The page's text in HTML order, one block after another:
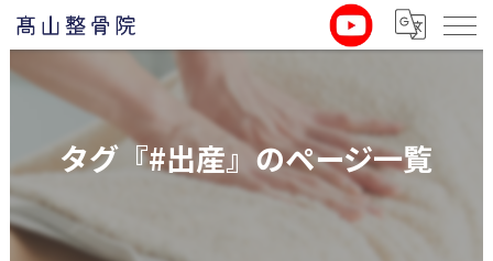
タグ『#出産』のページ一覧